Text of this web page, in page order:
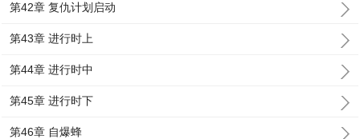
第42章 复仇计划启动
第43章 进行时上
第44章 进行时中
第45章 进行时下
第46章 自爆蜂